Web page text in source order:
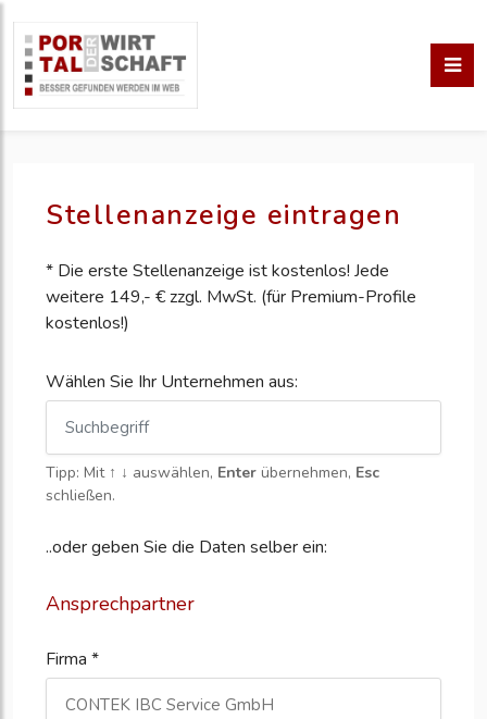
Stellenanzeige eintragen
* Die erste Stellenanzeige ist kostenlos! Jede
weitere 149,- € zzgl. MwSt. (für Premium-Profile
kostenlos!)
Wählen Sie Ihr Unternehmen aus:
Tipp: Mit ↑ ↓ auswählen, Enter übernehmen, Esc
schließen.
..oder geben Sie die Daten selber ein:
Ansprechpartner
Firma *